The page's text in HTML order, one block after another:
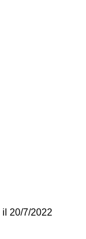
il 20/7/2022